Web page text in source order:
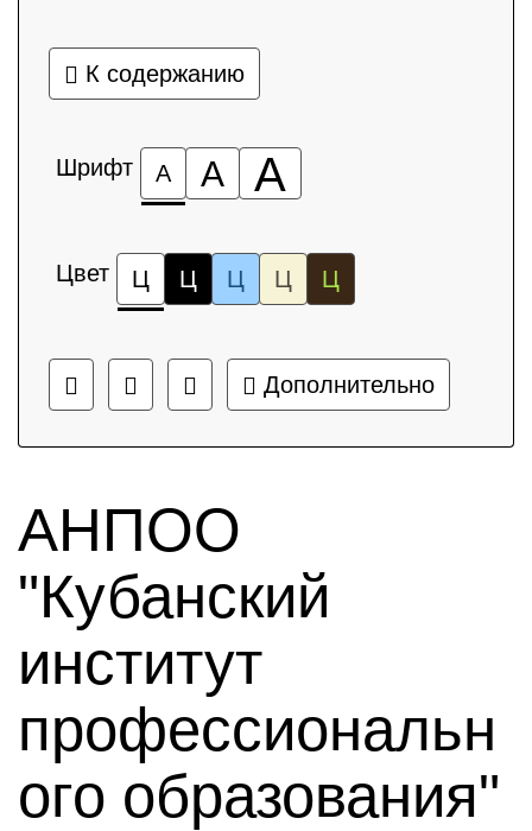
К содержанию
Шрифт А А А
Цвет Ц Ц Ц Ц Ц
Дополнительно
АНПОО
"Кубанский
институт
профессиональн
ого образования"